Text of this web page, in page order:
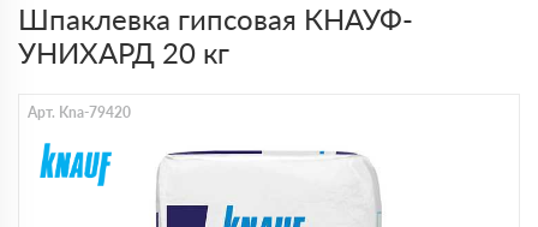
Шпаклевка гипсовая КНАУФ-
УНИХАРД 20 кг
Арт. Kna-79420